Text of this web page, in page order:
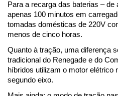
Para a recarga das baterias –
apenas 100 minutos em
tomadas domésticas de 220V
menos de cinco horas.
Quanto à tração, uma diferença
tradicional do Renegade e do
híbridos utilizam o motor elétrico
segundo eixo.